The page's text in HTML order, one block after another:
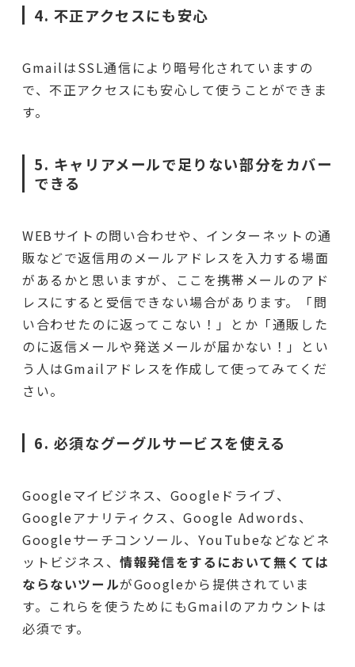
4. 不正アクセスにも安心
GmailはSSL通信により暗号化されていますの
で、不正アクセスにも安心して使うことができま
す。
5. キャリアメールで足りない部分をカバー
できる
WEBサイトの問い合わせや、インターネットの通
販などで返信用のメールアドレスを入力する場面
があるかと思いますが、ここを携帯メールのアド
レスにすると受信できない場合があります。「問
い合わせたのに返ってこない！」とか「通販した
のに返信メールや発送メールが届かない！」とい
う人はGmailアドレスを作成して使ってみてくだ
さい。
6. 必須なグーグルサービスを使える
Googleマイビジネス、Googleドライブ、
Googleアナリティクス、Google Adwords、
Googleサーチコンソール、YouTubeなどなどネ
ットビジネス、情報発信をするにおいて無くては
ならないツールがGoogleから提供されていま
す。これらを使うためにもGmailのアカウントは
必須です。